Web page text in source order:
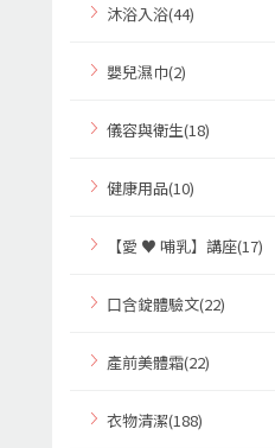
沐浴入浴(44)
嬰兒濕巾(2)
儀容與衛生(18)
健康用品(10)
【愛 ♥ 哺乳】講座(17)
口含錠體驗文(22)
產前美體霜(22)
衣物清潔(188)